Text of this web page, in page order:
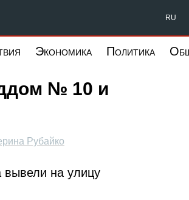
Запад RU
Экономика Политика
№ 10 и
Рубайко
вывели на улицу